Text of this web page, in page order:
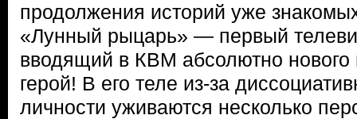
продолжения историй уже
«Лунный рыцарь» — первый
вводящий в КВМ абсолютно нового
герой! В его теле из-за
личности уживаются несколько